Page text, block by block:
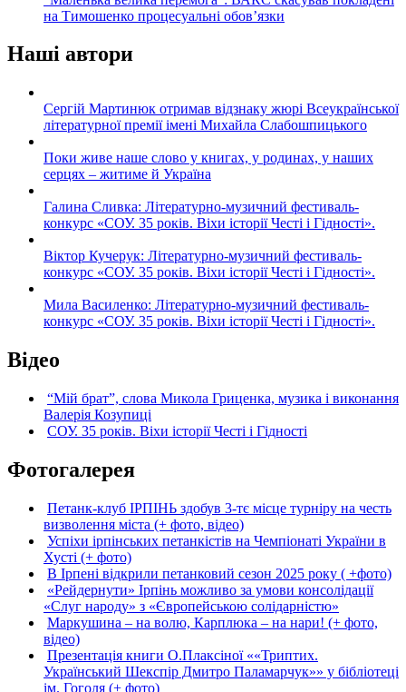
на Тимошенко процесуальні обов’язки
Наші автори
Сергій Мартинюк отримав відзнаку жюрі Всеукраїнської
літературної премії імені Михайла Слабошпицького
Поки живе наше слово у книгах, у родинах, у наших
серцях – житиме й Україна
Галина Сливка: Літературно-музичний фестиваль-
конкурс «СОУ. 35 років. Віхи історії Честі і Гідності».
Віктор Кучерук: Літературно-музичний фестиваль-
конкурс «СОУ. 35 років. Віхи історії Честі і Гідності».
Мила Василенко: Літературно-музичний фестиваль-
конкурс «СОУ. 35 років. Віхи історії Честі і Гідності».
Відео
“Мій брат”, слова Микола Гриценка, музика і виконання
Валерія Козупиці
СОУ. 35 років. Віхи історії Честі і Гідності
Фотогалерея
Петанк-клуб ІРПІНЬ здобув 3-тє місце турніру на честь
визволення міста (+ фото, відео)
Успіхи ірпінських петанкістів на Чемпіонаті України в
Хусті (+ фото)
В Ірпені відкрили петанковий сезон 2025 року ( +фото)
«Рейдернути» Ірпінь можливо за умови консолідації
«Слуг народу» з «Європейською солідарністю»
Маркушина – на волю, Карплюка – на нари! (+ фото,
відео)
Презентація книги О.Плаксіної ««Триптих.
Український Шекспір Дмитро Паламарчук»» у бібліотеці
ім. Гоголя (+ фото)